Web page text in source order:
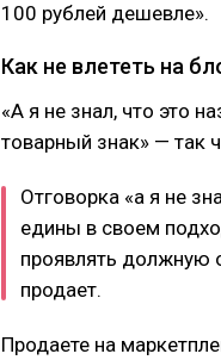
100 рублей дешевле».
Как не влететь на
«А я не знал, что это
товарный знак» — так
Отговорка «а я не
едины в своем
проявлять должную
продает.
Продаете на